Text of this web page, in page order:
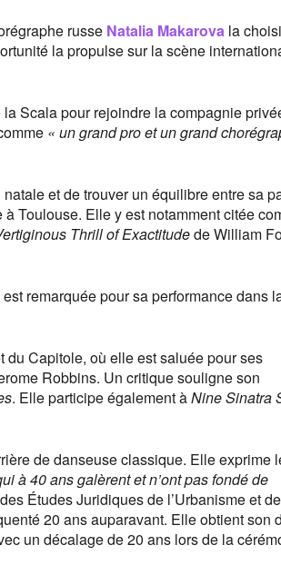
russe Natalia Makarova la
la propulse sur la scène
Scala pour rejoindre la compagnie
« un grand pro et un grand
et de trouver un équilibre entre sa
Toulouse. Elle y est notamment citée
Thrill of Exactitudede William
remarquée pour sa performance dans
Capitole, où elle est saluée pour ses
Robbins. Un critique souligne son
. Elle participe également àNine Sinatra
de danseuse classique. Elle exprime
à 40 ans galèrent et n’ont pas fondé de
Études Juridiques de l’Urbanisme et
20 ans auparavant. Elle obtient son
un décalage de 20 ans lors de la